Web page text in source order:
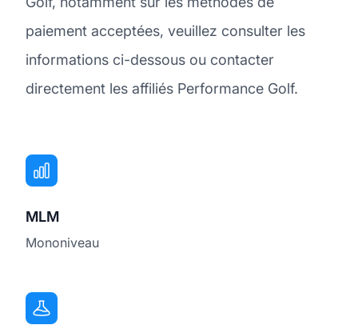
paiement acceptées, veuillez consulter les
informations ci-dessous ou contacter
directement les affiliés Performance Golf.
MLM
Mononiveau